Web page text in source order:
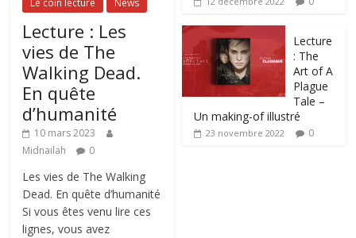
Le coin lecture News
Lecture : Les
vies de The
Walking Dead.
En quête
d’humanité
10 mars 2023
Midnailah
0
Les vies de The Walking
Dead. En quête d’humanité
Si vous êtes venu lire ces
lignes, vous avez
Lecture
: The
Art of A
Plague
Tale –
Un making-of illustré
23 novembre 2022 0